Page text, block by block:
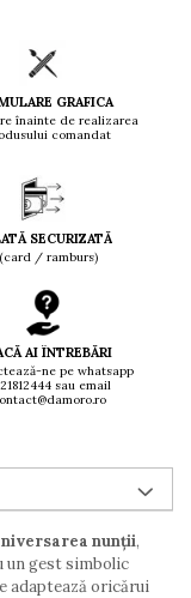
GRAFICA
înainte de realizarea
comandat
SECURIZATĂ
(card / ramburs)
AI ÎNTREBĂRI
ne pe whatsapp
sau email
nunții,
un gest simbolic
adaptează oricărui